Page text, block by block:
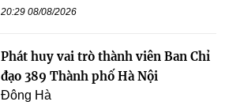
20:29 08/08/2026
Phát huy vai trò thành viên Ban Chỉ
đạo 389 Thành phố Hà Nội
Đông Hà